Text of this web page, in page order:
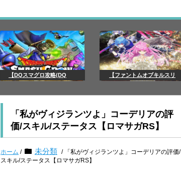
【DQスマグロ攻略(DQ 【ファントムオブキルスリ
「私がヴィジランツよ」コーデリアの評
価/スキル/ステータス【ロマサガRS】
ホーム / 未分類 / 「私がヴィジランツよ」コーデリアの評価/
スキル/ステータス【ロマサガRS】